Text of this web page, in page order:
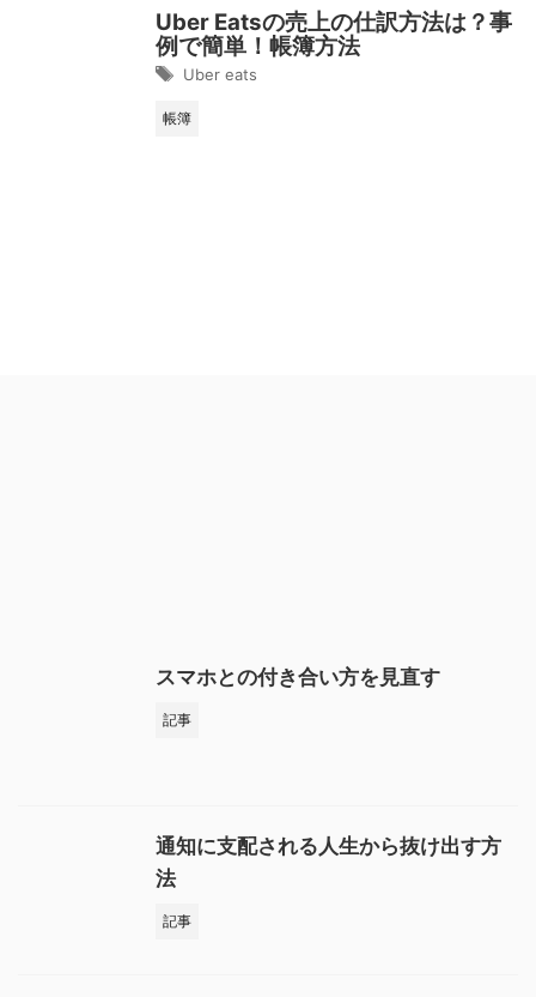
Uber Eatsの売上の仕訳方法は？事
例で簡単！帳簿方法
Uber eats
帳簿
スマホとの付き合い方を見直す
記事
通知に支配される人生から抜け出す方
法
記事